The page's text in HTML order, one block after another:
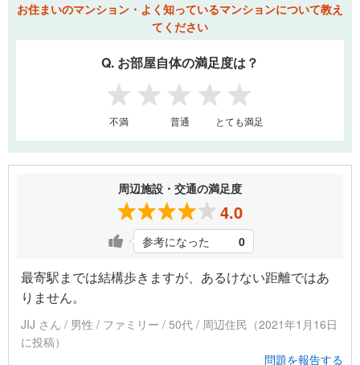
お住まいのマンション・よく知っているマンションについて教え
てください
Q. お部屋自体の満足度は？
1 2 3 4 5
不満 普通 とても満足
周辺施設・交通の満足度
4.0
参考になった 0
最寄駅までは結構歩きますが、あるけない距離ではあ
りません。
JIJ さん / 男性 / ファミリー / 50代 / 周辺住民（2021年1月16日
に投稿）
問題を報告する